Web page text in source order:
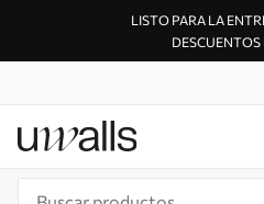
LISTO PARA LA
DESCUENTOS